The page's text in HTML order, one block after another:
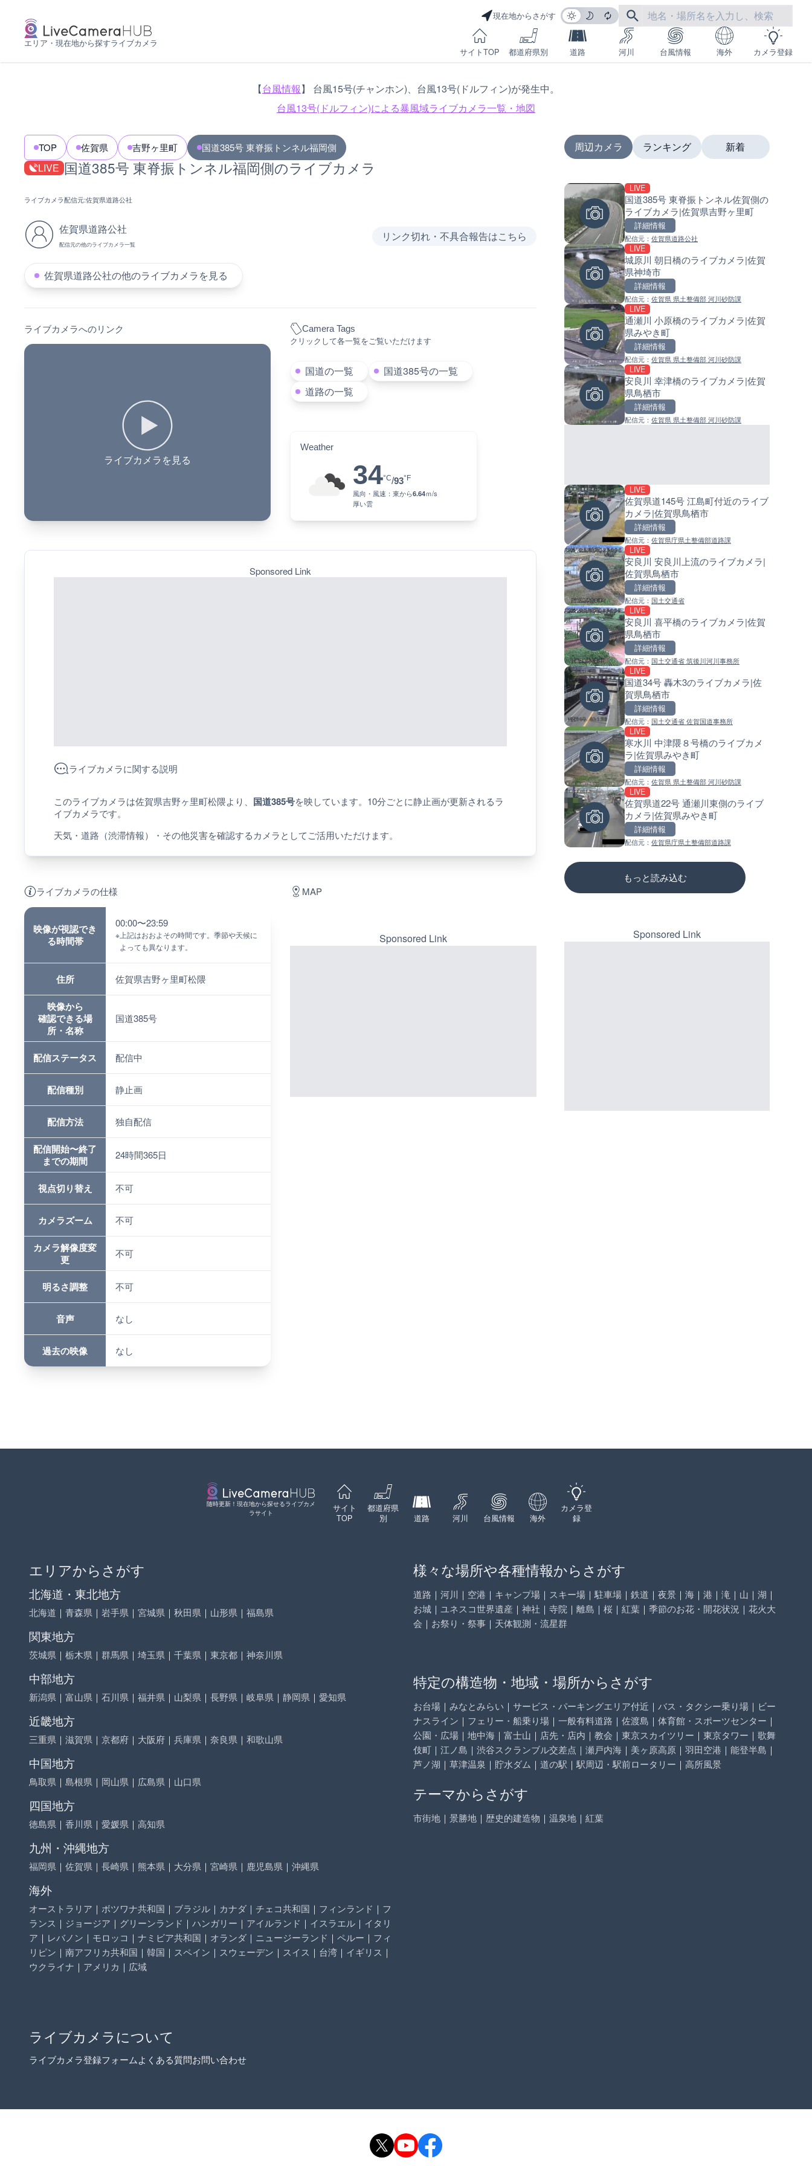
エリア・現在地から探すライブカメラ
現在地からさがす
サイトTOP 都道府県別 道路 河川 台風情報 海外 カメラ登録
【台風情報】 台風15号(チャンホン)、台風13号(ドルフィン)が発生中。
台風13号(ドルフィン)による暴風域ライブカメラ一覧・地図
TOP 佐賀県 吉野ヶ里町 国道385号 東脊振トンネル福岡側
LIVE 国道385号 東脊振トンネル福岡側のライブカメラ
ライブカメラ配信元:佐賀県道路公社
佐賀県道路公社
配信元の他のライブカメラ一覧
リンク切れ・不具合報告はこちら
佐賀県道路公社の他のライブカメラを見る
ライブカメラへのリンク
ライブカメラを見る
Camera Tags
クリックして各一覧をご覧いただけます
国道の一覧
国道385号の一覧
道路の一覧
Weather
34°C/93°F
風向・風速： 東から6.64ｍ/s
厚い雲
Sponsored Link
ライブカメラに関する説明
このライブカメラは佐賀県吉野ヶ里町松隈より、 国道385号を映しています。10分ごとに静止画が更新されるラ
イブカメラです。
天気・道路（渋滞情報）・その他災害を確認するカメラとしてご活用いただけます。
ライブカメラの仕様
映像が視認でき
る時間帯
00:00〜23:59
※ 上記はおおよその時間です。季節や天候に
よっても異なります。
住所 佐賀県吉野ヶ里町松隈
映像から
確認できる場
所・名称
国道385号
配信ステータス 配信中
配信種別 静止画
配信方法 独自配信
配信開始〜終了
までの期間
24時間365日
視点切り替え 不可
カメラズーム 不可
カメラ解像度変
更
不可
明るさ調整 不可
音声 なし
過去の映像 なし
MAP
Sponsored Link
周辺カメラ
LIVE
国道385号 東脊振トンネル佐賀側の
ライブカメラ|佐賀県吉野ヶ里町
詳細情報
配信元： 佐賀県道路公社
LIVE
城原川 朝日橋のライブカメラ|佐賀
県神埼市
詳細情報
配信元： 佐賀県 県土整備部 河川砂防課
LIVE
通瀬川 小原橋のライブカメラ|佐賀
県みやき町
詳細情報
配信元： 佐賀県 県土整備部 河川砂防課
LIVE
安良川 幸津橋のライブカメラ|佐賀
県鳥栖市
詳細情報
配信元： 佐賀県 県土整備部 河川砂防課
LIVE
佐賀県道145号 江島町付近のライブ
カメラ|佐賀県鳥栖市
詳細情報
配信元： 佐賀県庁県土整備部道路課
LIVE
安良川 安良川上流のライブカメラ|
佐賀県鳥栖市
詳細情報
配信元： 国土交通省
LIVE
安良川 喜平橋のライブカメラ|佐賀
県鳥栖市
詳細情報
配信元： 国土交通省 筑後川河川事務所
LIVE
国道34号 轟木3のライブカメラ|佐
賀県鳥栖市
詳細情報
配信元： 国土交通省 佐賀国道事務所
LIVE
寒水川 中津隈８号橋のライブカメ
ラ|佐賀県みやき町
詳細情報
配信元： 佐賀県 県土整備部 河川砂防課
LIVE
佐賀県道22号 通瀬川東側のライブ
カメラ|佐賀県みやき町
詳細情報
配信元： 佐賀県庁県土整備部道路課
もっと読み込む
ランキング
沖永良部島海岸のライブカメ
児島県和泊町
配信元：
徳之島町亀津のライブカメラ|
配信元：Tokki Works
内海海水浴場のライブカメラ|
配信元：南知多町観光協会
手結港(YASU海の駅クラブ)の
配信元：YASU海の駅CLUB
羽田空港第2旅客ターミナルか
ライブカメラ|東京都大田区
配信元：日本テレビ
日本全国・緊急地震速報のラ
RBCより那覇空港のライブカ
配信元：【琉球放送】RBC NEWS
沖永良部島(知名町内)のライ
配信元：知名町
喜界島の町内ライブカメラ|鹿
県喜界町
配信元：喜界町
東京タワーと竹芝桟橋のライ
ラ|東京都港区
配信元：ちんあなご
新着
南出川水門付近のライブカメ
歌山県日高町
配信元：
比井川水門付近から比井崎海
配信元：日高町役場
小浦川水門付近から小浦海水
配信元：日高町役場
産湯川水門付近のライブカメ
配信元：日高町役場
導目木川 花立砂防堰堤下流の
ブカメラ|福岡県朝倉市
配信元：福岡県庁県土整備部河川課
常呂川 鹿ノ子ダムのライブカ
天塩川 岩尾内ダムのライブカ
配信元：国土交通省 北海道開発局
東京都品川区南大井のライブ
配信元：東京都品川区南大井ライブカメラ
道の駅さがのせきのライブカ
大分県大分市
配信元：道の駅さがのせきPPカム
松江自動車道 三次東JCT・イ
ーチェンジのライブカメラ|広
配信元：国土交通省 三次河川国道事務所
Sponsored Link
随時更新！現在地から探せるライブカメ
ラサイト
サイト
TOP
都道府県
別
道路 河川 台風情報 海外
カメラ登
録
エリアからさがす
北海道・東北地方
北海道 ｜ 青森県 ｜ 岩手県 ｜ 宮城県 ｜ 秋田県 ｜ 山形県 ｜ 福島県
関東地方
茨城県 ｜ 栃木県 ｜ 群馬県 ｜ 埼玉県 ｜ 千葉県 ｜ 東京都 ｜ 神奈川県
中部地方
新潟県 ｜ 富山県 ｜ 石川県 ｜ 福井県 ｜ 山梨県 ｜ 長野県 ｜ 岐阜県 ｜ 静岡県 ｜ 愛知県
近畿地方
三重県 ｜ 滋賀県 ｜ 京都府 ｜ 大阪府 ｜ 兵庫県 ｜ 奈良県 ｜ 和歌山県
中国地方
鳥取県 ｜ 島根県 ｜ 岡山県 ｜ 広島県 ｜ 山口県
四国地方
徳島県 ｜ 香川県 ｜ 愛媛県 ｜ 高知県
九州・沖縄地方
福岡県 ｜ 佐賀県 ｜ 長崎県 ｜ 熊本県 ｜ 大分県 ｜ 宮崎県 ｜ 鹿児島県 ｜ 沖縄県
海外
オーストラリア ｜ ボツワナ共和国 ｜ ブラジル ｜ カナダ ｜ チェコ共和国 ｜ フィンランド ｜ フ
ランス ｜ ジョージア ｜ グリーンランド ｜ ハンガリー ｜ アイルランド ｜ イスラエル ｜ イタリ
ア ｜ レバノン ｜ モロッコ ｜ ナミビア共和国 ｜ オランダ ｜ ニュージーランド ｜ ペルー ｜ フィ
リピン ｜ 南アフリカ共和国 ｜ 韓国 ｜ スペイン ｜ スウェーデン ｜ スイス ｜ 台湾 ｜ イギリス ｜
ウクライナ ｜ アメリカ ｜ 広域
様々な場所や各種情報からさがす
道路 ｜ 河川 ｜ 空港 ｜ キャンプ場 ｜ スキー場 ｜ 駐車場 ｜ 鉄道 ｜ 夜景 ｜ 海 ｜ 港 ｜ 滝 ｜ 山 ｜ 湖 ｜
お城 ｜ ユネスコ世界遺産 ｜ 神社 ｜ 寺院 ｜ 離島 ｜ 桜 ｜ 紅葉 ｜ 季節のお花・開花状況 ｜ 花火大
会 ｜ お祭り・祭事 ｜ 天体観測・流星群
特定の構造物・地域・場所からさがす
お台場 ｜ みなとみらい ｜ サービス・パーキングエリア付近 ｜ バス・タクシー乗り場 ｜ ビー
ナスライン ｜ フェリー・船乗り場 ｜ 一般有料道路 ｜ 佐渡島 ｜ 体育館・スポーツセンター ｜
公園・広場 ｜ 地中海 ｜ 富士山 ｜ 店先・店内 ｜ 教会 ｜ 東京スカイツリー ｜ 東京タワー ｜ 歌舞
伎町 ｜ 江ノ島 ｜ 渋谷スクランブル交差点 ｜ 瀬戸内海 ｜ 美ヶ原高原 ｜ 羽田空港 ｜ 能登半島 ｜
芦ノ湖 ｜ 草津温泉 ｜ 貯水ダム ｜ 道の駅 ｜ 駅周辺・駅前ロータリー ｜ 高所風景
テーマからさがす
市街地 ｜ 景勝地 ｜ 歴史的建造物 ｜ 温泉地 ｜ 紅葉
ライブカメラについて
ライブカメラ登録フォームよくある質問お問い合わせ